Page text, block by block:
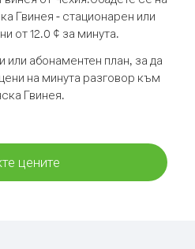
Гвинея - стационарен или
от 12.0 ¢ за минута.
или абонаментен план, за да
на минута разговор към
Гвинея.
цените